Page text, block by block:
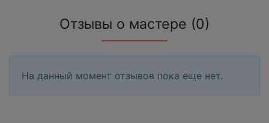
Отзывы о мастере (0)
На данный момент отзывов пока еще нет.